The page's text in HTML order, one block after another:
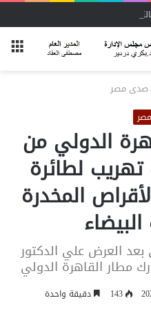
صدى مصر
الدولي من
تهريب لطائرة
المخدرة
بعد العرض علي الدكتور
مطار القاهرة الدولي
143
دقيقة واحدة